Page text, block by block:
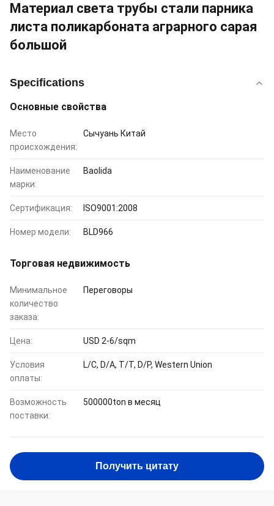
Материал света трубы стали парника
листа поликарбоната аграрного сарая
большой
Specifications
Основные свойства
Место
происхождения:
Сычуань Китай
Наименование
марки:
Baolida
Сертификация: ISO9001:2008
Номер модели: BLD966
Торговая недвижимость
Минимальное
количество
заказа:
Переговоры
Цена: USD 2-6/sqm
Условия
оплаты:
L/C, D/A, T/T, D/P, Western Union
Возможность
поставки:
500000ton в месяц
Получить цитату